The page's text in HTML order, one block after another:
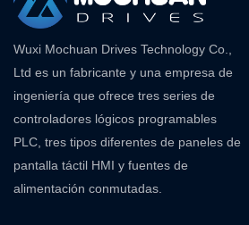
Wuxi Mochuan Drives Technology Co.,
Ltd es un fabricante y una empresa de
ingeniería que ofrece tres series de
controladores lógicos programables
PLC, tres tipos diferentes de paneles de
pantalla táctil HMI y fuentes de
alimentación conmutadas.